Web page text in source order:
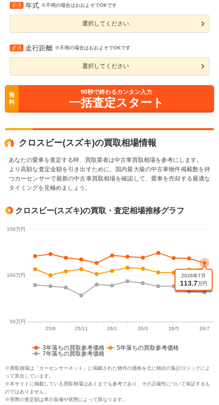
必須 年式 ※不明の場合はおおよそでOKです
選択してください
必須 走行距離 ※不明の場合はおおよそでOKです
選択してください
無
料
90秒で終わるカンタン入力
一括査定スタート
クロスビー(スズキ)の買取相場情報
あなたの愛車を査定する時、買取業者は中古車買取相場を参考にします。
より高額な査定金額を引き出すために、国内最大級の中古車物件掲載数を持
つカーセンサーで最新の中古車買取相場を確認して、愛車を売却する最適な
タイミングを見極めましょう。
クロスビー(スズキ)の買取・査定相場推移グラフ
3年落ちの買取参考価格
5年落ちの買取参考価格
7年落ちの買取参考価格
※買取相場は「カーセンサーネット」に掲載された物件の価格を元に独自の集計ロジックによ
って算出しています。
※本サイトに掲載している買取相場はあくまでも参考であり、その正確性について保証するも
のではありません。
※実際の査定額は車の装備や状態によって異なります。